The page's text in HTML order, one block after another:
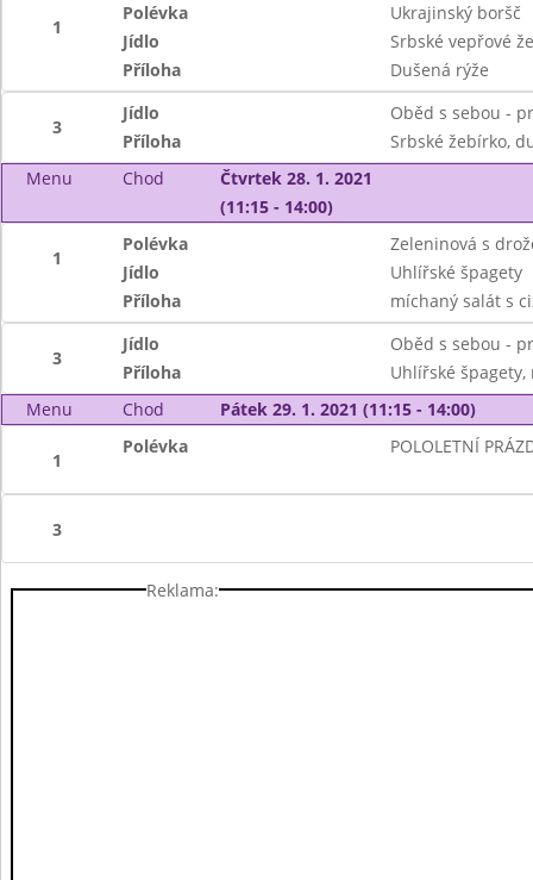
1
Polévka
Ukrajinský boršč
Jídlo
Srbské vepřové
Příloha
Dušená rýže
3
Jídlo
Oběd s sebou -
Příloha
Srbské žebírko,
Menu
Chod
Čtvrtek 28. 1. 2021
(11:15 - 14:00)
1
Polévka
Zeleninová s
Jídlo
Uhlířské špagety
Příloha
míchaný salát s
3
Jídlo
Oběd s sebou -
Příloha
Uhlířské
Menu
Chod Pátek 29. 1. 2021 (11:15 - 14:00)
1
Polévka POLOLETNÍ
3
Reklama: